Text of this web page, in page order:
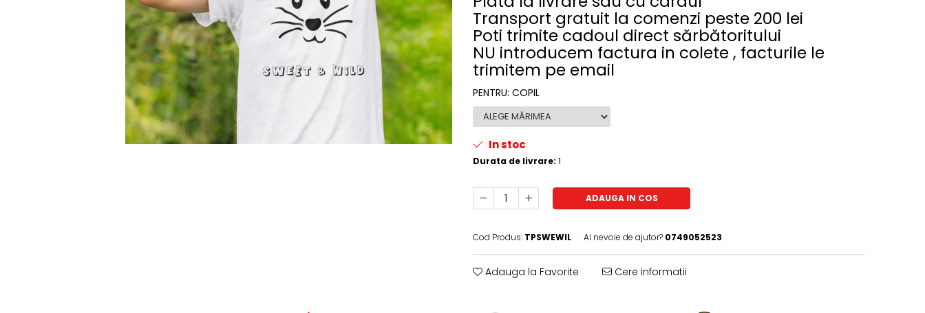
Transport gratuit la comenzi peste 200 lei
Poti trimite cadoul direct sărbătoritului
NU introducem factura in colete , facturile le
trimitem pe email
PENTRU: COPIL
In stoc
Durata de livrare: 1
ADAUGA IN COS
Cod Produs: TPSWEWIL Ai nevoie de ajutor? 0749052523
Adauga la Favorite Cere informatii